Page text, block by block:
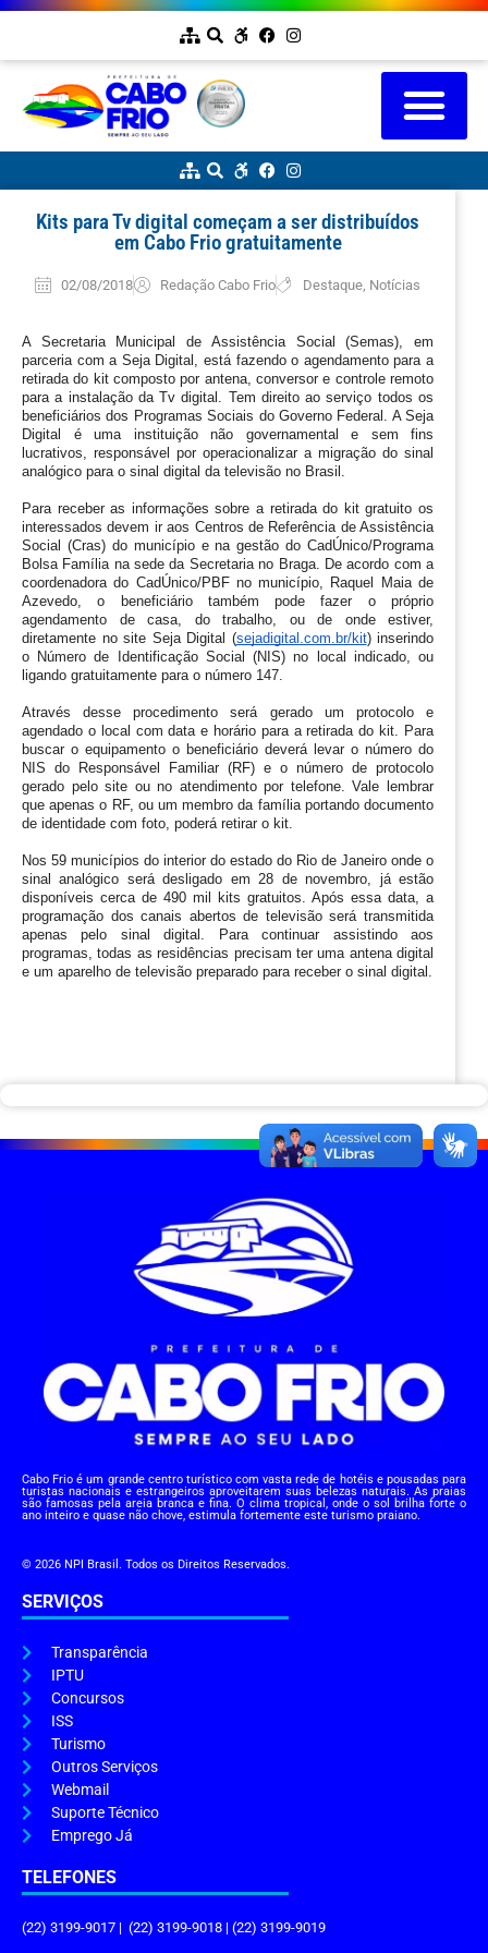
Kits para Tv digital começam a ser distribuídos
em Cabo Frio gratuitamente
02/08/2018 Redação Cabo Frio Destaque, Notícias
A Secretaria Municipal de Assistência Social (Semas), em
parceria com a Seja Digital, está fazendo o agendamento para a
retirada do kit composto por antena, conversor e controle remoto
para a instalação da Tv digital. Tem direito ao serviço todos os
beneficiários dos Programas Sociais do Governo Federal. A Seja
Digital é uma instituição não governamental e sem fins
lucrativos, responsável por operacionalizar a migração do sinal
analógico para o sinal digital da televisão no Brasil.
Para receber as informações sobre a retirada do kit gratuito os
interessados devem ir aos Centros de Referência de Assistência
Social (Cras) do município e na gestão do CadÚnico/Programa
Bolsa Família na sede da Secretaria no Braga. De acordo com a
coordenadora do CadÚnico/PBF no município, Raquel Maia de
Azevedo, o beneficiário também pode fazer o próprio
agendamento de casa, do trabalho, ou de onde estiver,
diretamente no site Seja Digital (sejadigital.com.br/kit) inserindo
o Número de Identificação Social (NIS) no local indicado, ou
ligando gratuitamente para o número 147.
Através desse procedimento será gerado um protocolo e
agendado o local com data e horário para a retirada do kit. Para
buscar o equipamento o beneficiário deverá levar o número do
NIS do Responsável Familiar (RF) e o número de protocolo
gerado pelo site ou no atendimento por telefone. Vale lembrar
que apenas o RF, ou um membro da família portando documento
de identidade com foto, poderá retirar o kit.
Nos 59 municípios do interior do estado do Rio de Janeiro onde o
sinal analógico será desligado em 28 de novembro, já estão
disponíveis cerca de 490 mil kits gratuitos. Após essa data, a
programação dos canais abertos de televisão será transmitida
apenas pelo sinal digital. Para continuar assistindo aos
programas, todas as residências precisam ter uma antena digital
e um aparelho de televisão preparado para receber o sinal digital.
Cabo Frio é um grande centro turístico com vasta rede de hotéis e pousadas para
turistas nacionais e estrangeiros aproveitarem suas belezas naturais. As praias
são famosas pela areia branca e fina. O clima tropical, onde o sol brilha forte o
ano inteiro e quase não chove, estimula fortemente este turismo praiano.
© 2026 NPI Brasil. Todos os Direitos Reservados.
SERVIÇOS
Transparência
IPTU
Concursos
ISS
Turismo
Outros Serviços
Webmail
Suporte Técnico
Emprego Já
TELEFONES
(22) 3199-9017 | (22) 3199-9018 | (22) 3199-9019